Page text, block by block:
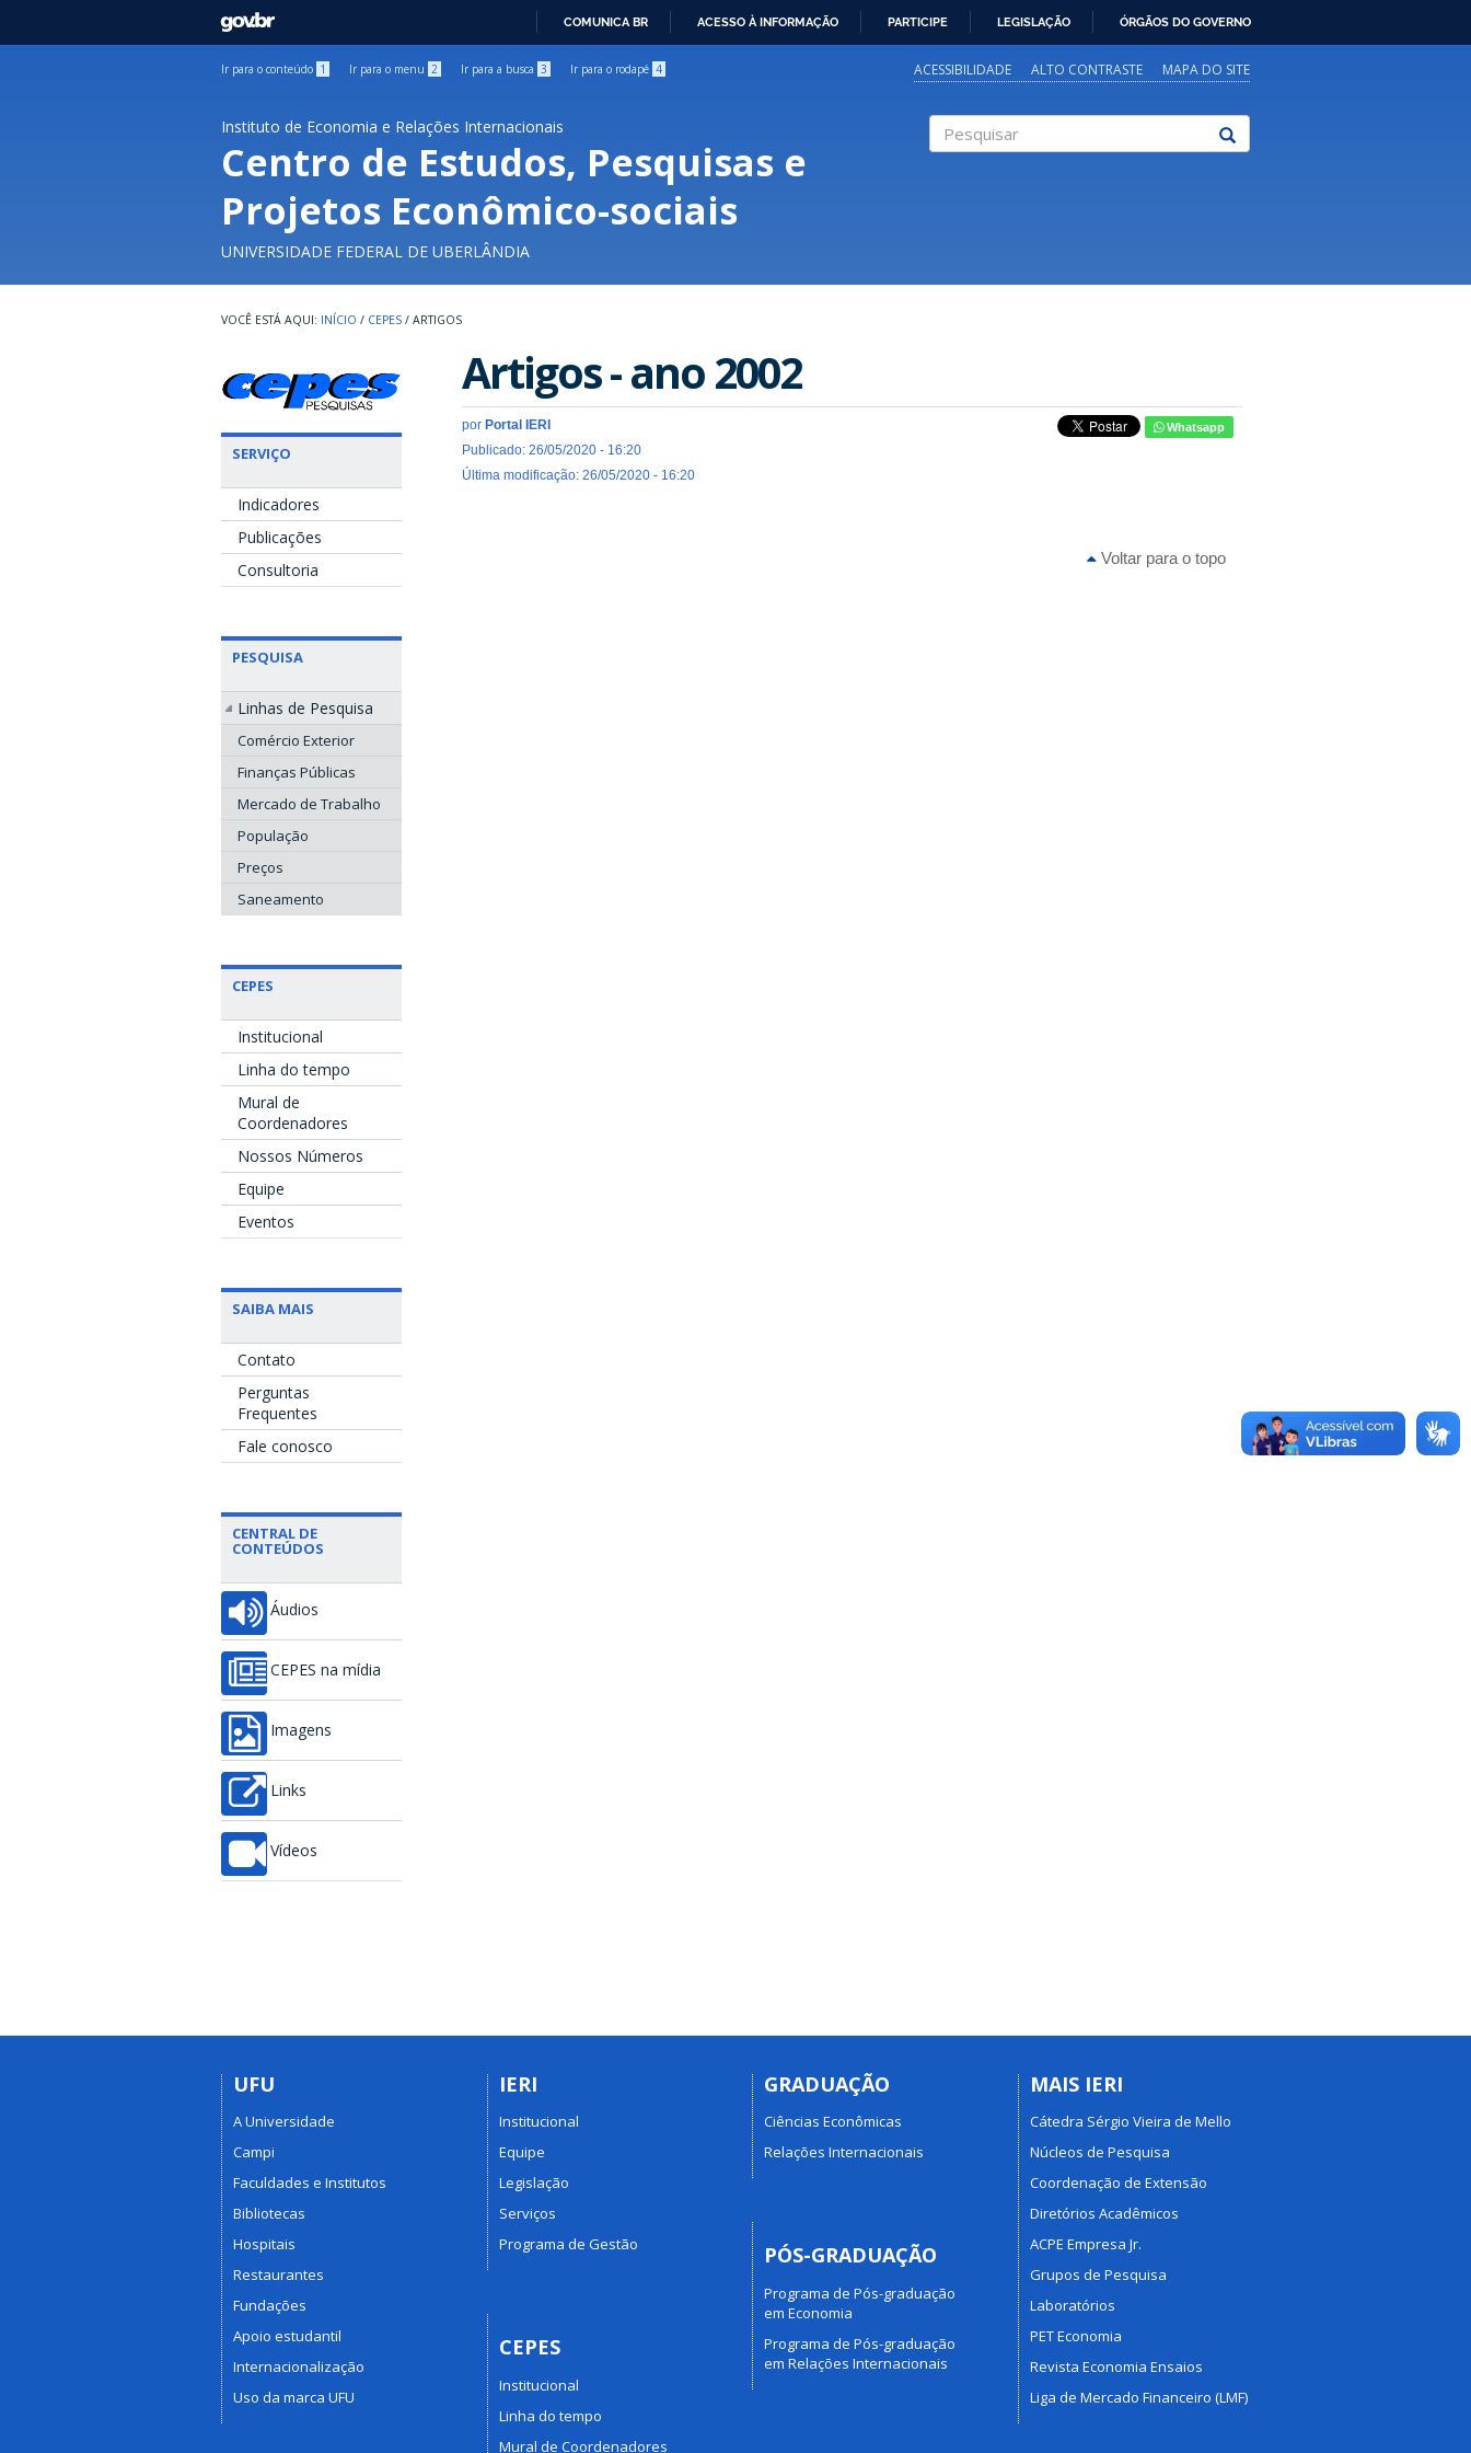
GOVBR
COMUNICA BR ACESSO À INFORMAÇÃO PARTICIPE LEGISLAÇÃO ÓRGÃOS DO GOVERNO
Ir para o conteúdo 1 Ir para o menu 2 Ir para a busca 3 Ir para o rodapé 4 ACESSIBILIDADE ALTO CONTRASTE MAPA DO SITE
Instituto de Economia e Relações Internacionais
Centro de Estudos, Pesquisas e
Projetos Econômico-sociais
UNIVERSIDADE FEDERAL DE UBERLÂNDIA
INÍCIO / CEPES / ARTIGOS
SERVIÇO
Indicadores
Publicações
Consultoria
PESQUISA
Linhas de Pesquisa
Comércio Exterior
Finanças Públicas
Mercado de Trabalho
População
Preços
Saneamento
CEPES
Institucional
Linha do tempo
Mural de
Coordenadores
Nossos Números
Equipe
Eventos
SAIBA MAIS
Contato
Perguntas
Frequentes
Fale conosco
CENTRAL DE
CONTEÚDOS
Áudios
CEPES na mídia
Imagens
Links
Vídeos
Artigos - ano 2002
por Portal IERI
Publicado: 26/05/2020 - 16:20
Última modificação: 26/05/2020 - 16:20
Whatsapp
Voltar para o topo
UFU
A Universidade
Campi
Faculdades e Institutos
Bibliotecas
Hospitais
Restaurantes
Fundações
Apoio estudantil
Internacionalização
Uso da marca UFU
IERI
Institucional
Equipe
Legislação
Serviços
Programa de Gestão
CEPES
Institucional
Linha do tempo
Mural de Coordenadores
GRADUAÇÃO
Ciências Econômicas
Relações Internacionais
PÓS-GRADUAÇÃO
Programa de Pós-graduação
em Economia
Programa de Pós-graduação
em Relações Internacionais
MAIS IERI
Cátedra Sérgio Vieira de Mello
Núcleos de Pesquisa
Coordenação de Extensão
Diretórios Acadêmicos
ACPE Empresa Jr.
Grupos de Pesquisa
Laboratórios
PET Economia
Revista Economia Ensaios
Liga de Mercado Financeiro (LMF)